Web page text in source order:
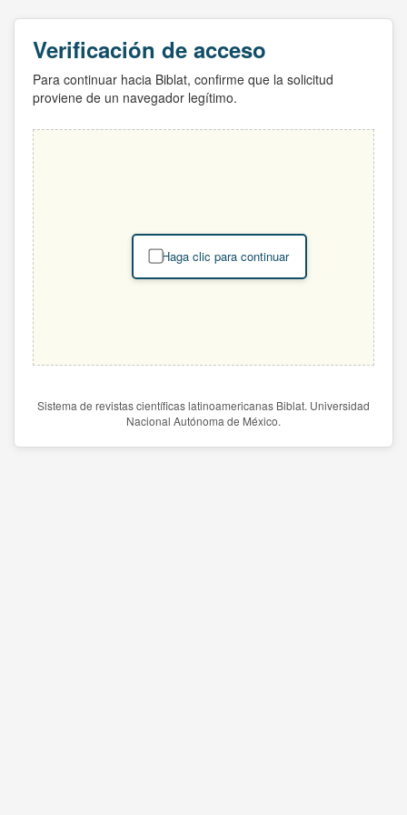
Verificación de acceso
Para continuar hacia Biblat, confirme que la solicitud
proviene de un navegador legítimo.
Haga clic para continuar
Sistema de revistas científicas latinoamericanas Biblat. Universidad
Nacional Autónoma de México.